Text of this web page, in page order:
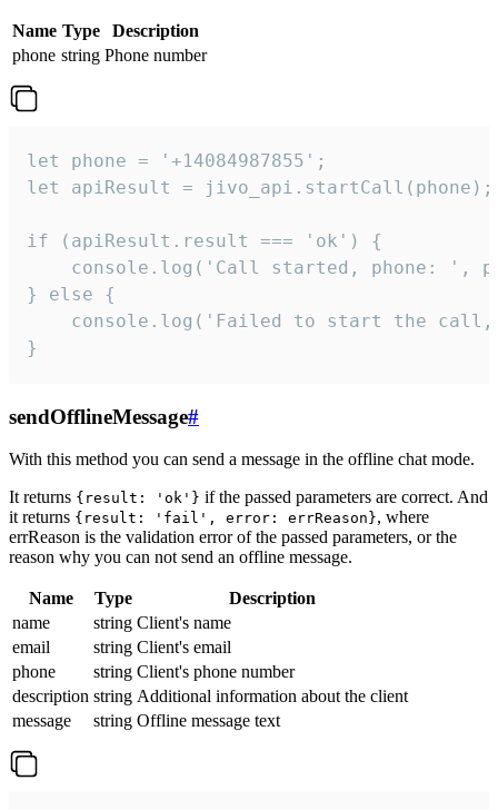
Name Type
Description
phone string Phone number
let phone = '+14084987855';
let apiResult = jivo_api.startCall(phone);
if (apiResult.result === 'ok') {
console.log('Call started, phone: ',
} else {
console.log('Failed to start the
}
sendOfflineMessage#
With this method you can send a message in the offline chat mode.
It returns {result: 'ok'} if the passed parameters are correct. And
it returns {result: 'fail', error: errReason}, where
errReason is the validation error of the passed parameters, or the
reason why you can not send an offline message.
Name Type
Description
name
string Client's name
email
string Client's email
phone
string Client's phone number
description string Additional information about the client
message
string Offline message text